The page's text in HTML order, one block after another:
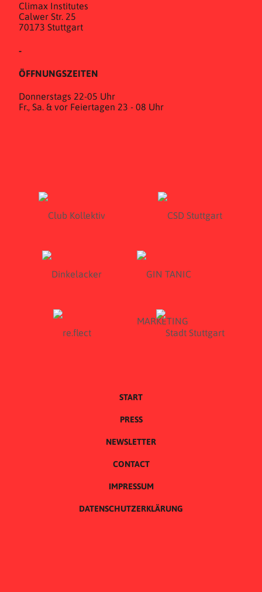
Climax Institutes
Calwer Str. 25
70173 Stuttgart
-
ÖFFNUNGSZEITEN
Donnerstags 22-05 Uhr
Fr., Sa. & vor Feiertagen 23 - 08 Uhr
START
PRESS
NEWSLETTER
CONTACT
IMPRESSUM
DATENSCHUTZERKLÄRUNG